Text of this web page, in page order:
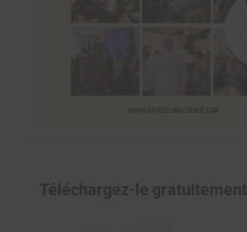
Téléchargez-le gratuitement